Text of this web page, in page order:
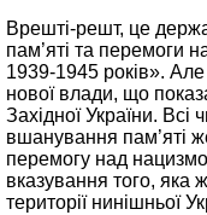
Врешті-решт, це
пам’яті та перемоги
1939-1945 років».
нової влади, що
Західної України.
вшанування пам’яті
перемогу над
вказування того,
території нинішньої